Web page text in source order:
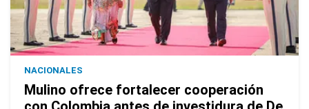
NACIONALES
Mulino ofrece fortalecer cooperación